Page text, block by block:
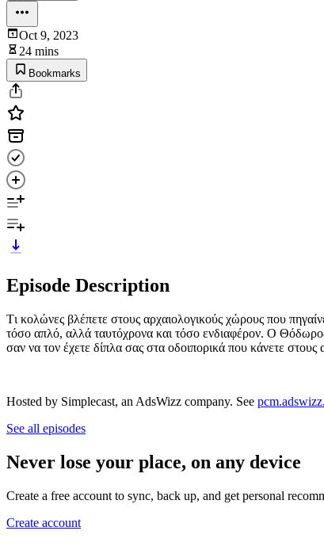
Oct 9, 2023
24 mins
Bookmarks
Episode Description
Tι κολώνες βλέπετε στους αρχαιολογικούς χώρους που
τόσο απλό, αλλά ταυτόχρονα και τόσο ενδιαφέρον. Ο
σαν να τον έχετε δίπλα σας στα οδοιπορικά που κάνετε
Hosted by Simplecast, an AdsWizz company. See
See all episodes
Never lose your place, on any device
Create a free account to sync, back up, and get personal
Create account